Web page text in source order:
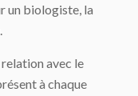
un biologiste, la
avec le
à chaque